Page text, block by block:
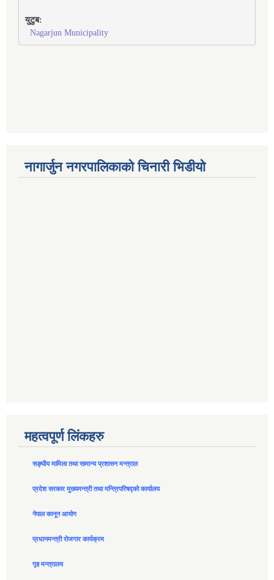
युटुब:
Nagarjun Municipality
नागार्जुन नगरपालिकाको चिनारी भिडीयो
महत्वपूर्ण लिंकहरु
सङ्घीय मामिला तथा सामान्य प्रशासन मन्त्राल
प्रदेश सरकार मुख्यमन्त्री तथा मन्त्रिपरिषद्को कार्यालय
नेपाल कानून आयोग
प्रधानमन्त्री रोजगार कार्यक्रम
गृह मन्त्रालय